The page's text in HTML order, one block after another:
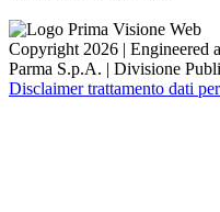
Copyright 2026 | Engineered
Parma S.p.A. | Divisione
Disclaimer trattamento dati